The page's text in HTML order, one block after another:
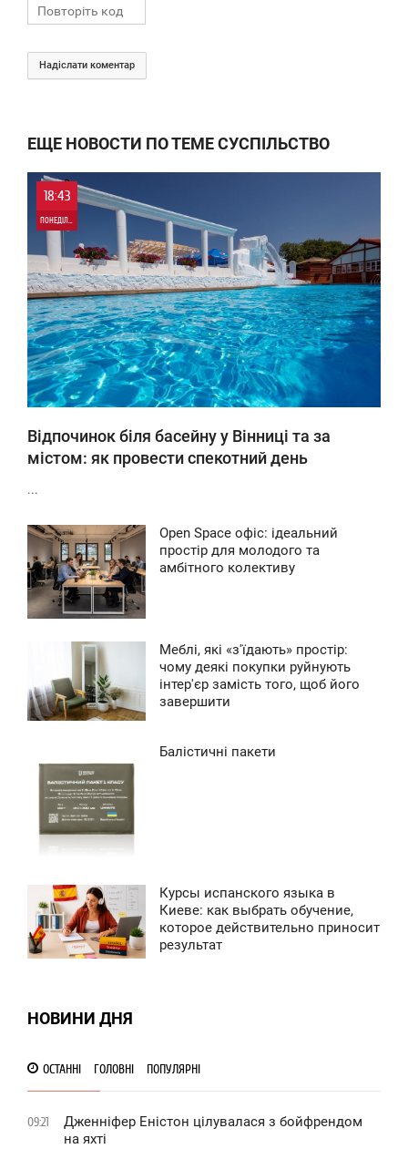
Надіслати коментар
ЕЩЕ НОВОСТИ ПО ТЕМЕ СУСПІЛЬСТВО
18:43
ПОНЕДІЛОК
81
Відпочинок біля басейну у Вінниці та за
містом: як провести спекотний день
...
Open Space офіс: ідеальний
простір для молодого та
амбітного колективу
Меблі, які «з'їдають» простір:
чому деякі покупки руйнують
інтер'єр замість того, щоб його
завершити
Балістичні пакети
Курсы испанского языка в
Киеве: как выбрать обучение,
которое действительно приносит
результат
НОВИНИ ДНЯ
ОСТАННІ ГОЛОВНІ ПОПУЛЯРНІ
09:21
Дженніфер Еністон цілувалася з бойфрендом
на яхті